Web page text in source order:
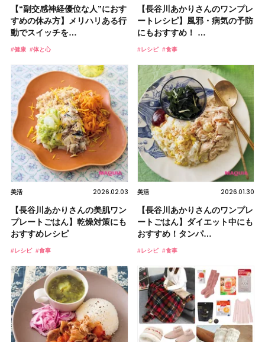
【“副交感神経優位な人”におす
すめの休み方】メリハリある行
動でスイッチを…
#健康 #体と心
【長谷川あかりさんのワンプレ
ートレシピ】風邪・病気の予防
にもおすすめ！ …
#レシピ #食事
美活 2026.02.03
【長谷川あかりさんの美肌ワン
プレートごはん】乾燥対策にも
おすすめレシピ
#レシピ #食事
美活 2026.01.30
【長谷川あかりさんのワンプレ
ートごはん】ダイエット中にも
おすすめ！タンパ…
#レシピ #食事